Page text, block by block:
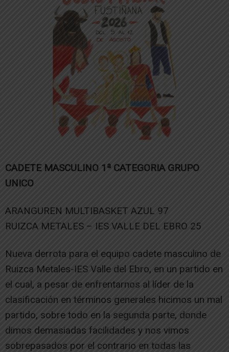
CADETE MASCULINO 1ª CATEGORIA GRUPO
UNICO
ARANGUREN MULTIBASKET AZUL 97
RUIZCA METALES – IES VALLE DEL EBRO 25
Nueva derrota para el equipo cadete masculino de
Ruizca Metales-IES Valle del Ebro, en un partido en
el cual, a pesar de enfrentarnos al líder de la
clasificación en términos generales hicimos un mal
partido, sobre todo en la segunda parte, donde
dimos demasiadas facilidades y nos vimos
sobrepasados por el contrario en todas las